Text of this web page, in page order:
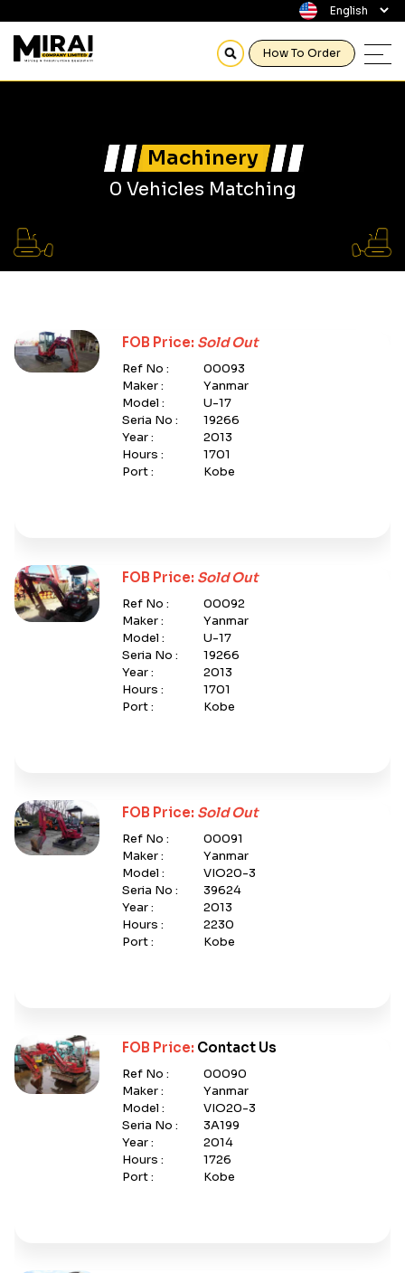
How To Order
Machinery
0 Vehicles Matching
FOB Price: Sold Out
Ref No :
00093
Maker :
Yanmar
Model :
U-17
Seria No :
19266
Year :
2013
Hours :
1701
Port :
Kobe
FOB Price: Sold Out
Ref No :
00092
Maker :
Yanmar
Model :
U-17
Seria No :
19266
Year :
2013
Hours :
1701
Port :
Kobe
FOB Price: Sold Out
Ref No :
00091
Maker :
Yanmar
Model :
VIO20-3
Seria No :
39624
Year :
2013
Hours :
2230
Port :
Kobe
FOB Price: Contact Us
Ref No :
00090
Maker :
Yanmar
Model :
VIO20-3
Seria No :
3A199
Year :
2014
Hours :
1726
Port :
Kobe